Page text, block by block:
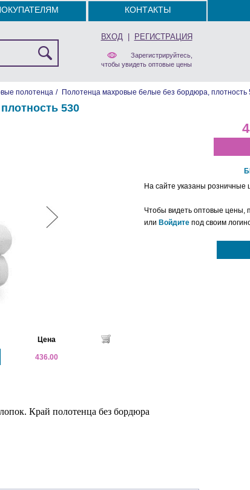
КОНТАКТЫ
ВХОД| РЕГИСТРАЦИЯ
Зарегистрируйтесь,
чтобы увидеть оптовые цены
полотенца / Полотенца махровые белые без бордюра, плотность
530
На сайте указаны розничные
Чтобы видеть оптовые цены,
или Войдите под своим
Цена
436.00
Край полотенца без бордюра